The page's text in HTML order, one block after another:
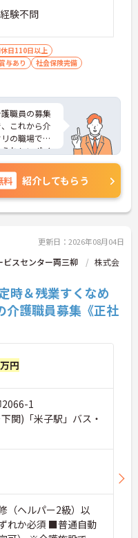
験不問
日110日以上
与あり
社会保険完備
職員の募集
これから介
の職場です
れしいポイ
をお伝えし
料 紹介してもらう
更新日：2026年08月04日
スセンター両三柳
株式会
時＆残業すくなめ
護職員募集《正社
円
2066-1
関)「米子駅」バス・
（ヘルパー2級）以
れか必須 ■普通自動